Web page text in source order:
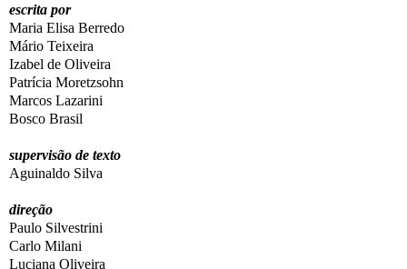
escrita por
Maria Elisa Berredo
Mário Teixeira
Izabel de Oliveira
Patrícia Moretzsohn
Marcos Lazarini
Bosco Brasil
supervisão de texto
Aguinaldo Silva
direção
Paulo Silvestrini
Carlo Milani
Luciana Oliveira